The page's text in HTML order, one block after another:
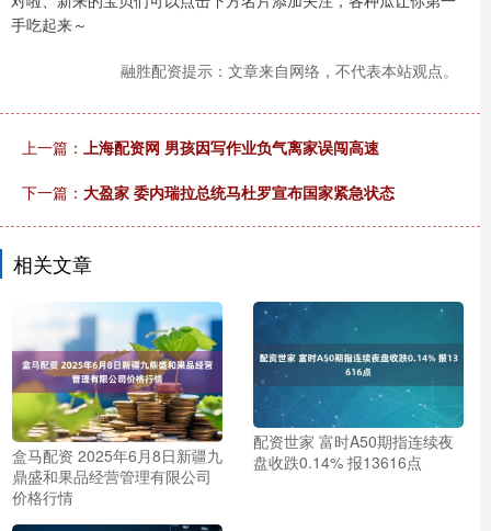
手吃起来～
融胜配资提示：文章来自网络，不代表本站观点。
上一篇： 上海配资网 男孩因写作业负气离家误闯高速
下一篇： 大盈家 委内瑞拉总统马杜罗宣布国家紧急状态
相关文章
盒马配资 2025年6月8日新疆九
鼎盛和果品经营管理有限公司
价格行情
配资世家 富时A50期指连续夜
盘收跌0.14% 报13616点